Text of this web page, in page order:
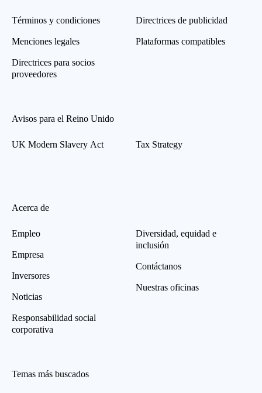
Términos y condiciones
Menciones legales
Directrices para socios
proveedores
Directrices de publicidad
Plataformas compatibles
Avisos para el Reino Unido
UK Modern Slavery Act Tax Strategy
Acerca de
Empleo
Empresa
Inversores
Noticias
Responsabilidad social
corporativa
Diversidad, equidad e
inclusión
Contáctanos
Nuestras oficinas
Temas más buscados